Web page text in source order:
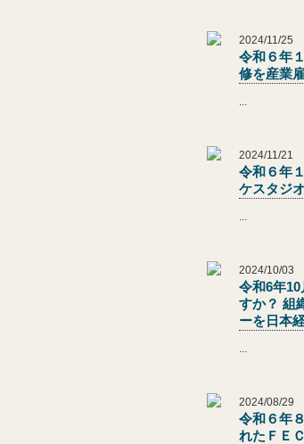
2024/11/25
令和６年
修を産業
...
2024/11/21
令和６年
ケスタジ
...
2024/10/03
令和6年
すか？ 組
ーを日本
...
2024/08/29
令和６年
れたＦＥ